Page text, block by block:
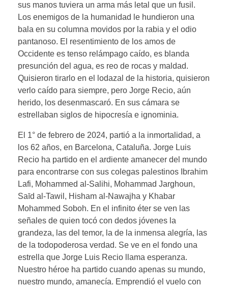
sus manos tuviera un arma más letal que un fusil.
Los enemigos de la humanidad le hundieron una
bala en su columna movidos por la rabia y el odio
pantanoso. El resentimiento de los amos de
Occidente es tenso relámpago caído, es blanda
presunción del agua, es reo de rocas y maldad.
Quisieron tirarlo en el lodazal de la historia, quisieron
verlo caído para siempre, pero Jorge Recio, aún
herido, los desenmascaró. En sus cámara se
estrellaban siglos de hipocresía e ignominia.
El 1° de febrero de 2024, partió a la inmortalidad, a
los 62 años, en Barcelona, Cataluña. Jorge Luis
Recio ha partido en el ardiente amanecer del mundo
para encontrarse con sus colegas palestinos Ibrahim
Lafi, Mohammed al-Salihi, Mohammad Jarghoun,
Saīd al-Tawil, Hisham al-Nawajha y Khabar
Mohammed Soboh. En el infinito éter se ven las
señales de quien tocó con dedos jóvenes la
grandeza, las del temor, la de la inmensa alegría, las
de la todopoderosa verdad. Se ve en el fondo una
estrella que Jorge Luis Recio llama esperanza.
Nuestro héroe ha partido cuando apenas su mundo,
nuestro mundo, amanecía. Emprendió el vuelo con